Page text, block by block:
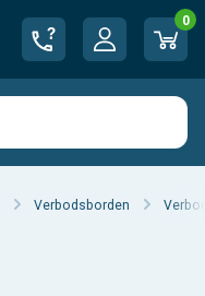
0
Verbodsborden